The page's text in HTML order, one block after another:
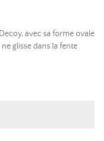
avec sa forme ovale
glisse dans la fente